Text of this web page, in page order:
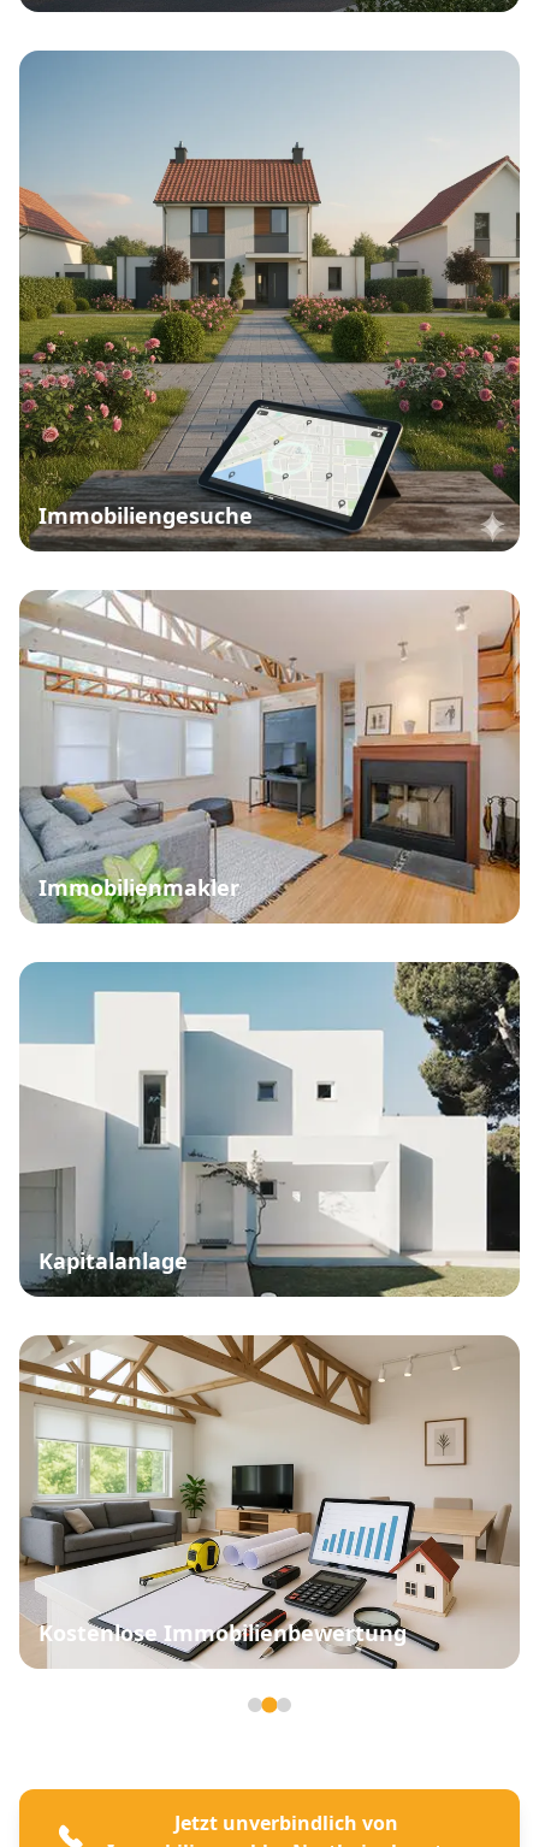
Immobiliengesuche
Immobilienmakler
Kapitalanlage
Kostenlose Immobilienbewertung
Jetzt unverbindlich von